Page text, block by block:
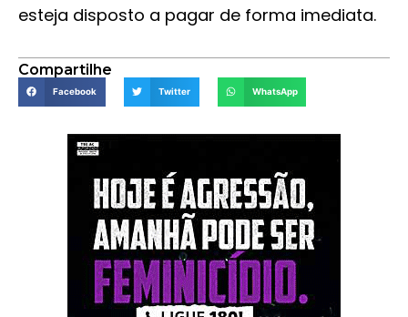
esteja disposto a pagar de forma imediata.
Compartilhe
Facebook Twitter WhatsApp